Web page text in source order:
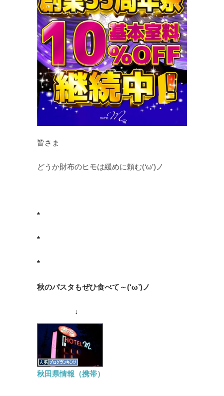
皆さま
どうか財布のヒモは緩めに頼む(‘ω’)ノ
*
*
*
秋のパスタもぜひ食べて～(‘ω’)ノ
↓
秋田県情報（携帯）